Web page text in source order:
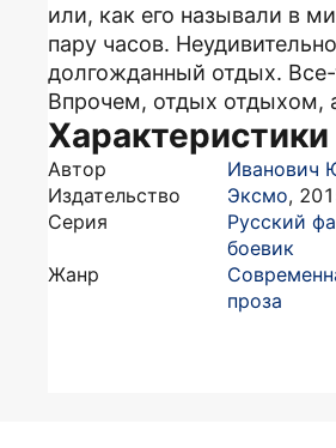
или, как его называли в
пару часов.
долгожданный отдых.
Впрочем, отдых отдыхом,
Характеристики
Автор
Иванович
Издательство
Эксмо,
Серия
Русский
боевик
Жанр
проза